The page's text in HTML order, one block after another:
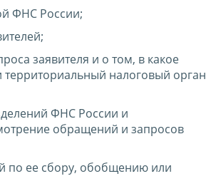
ФНС России;
заявителя и о том, в какое
территориальный налоговый орган
ФНС России и
обращений и запросов
по ее сбору, обобщению или